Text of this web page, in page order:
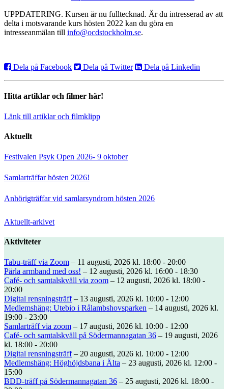
UPPDATERING. Kursen är nu fulltecknad. Är du intresserad av att
delta i motsvarande kurs hösten 2022 kan du göra en
intresseanmälan till info@ocdstockholm.se.
Dela på Facebook Dela på Twitter Dela på Linkedin
Hitta artiklar och filmer här!
Länk till artiklar och filmklipp
Aktuellt
Festivalen Psyk Open 2026- 9 oktober
Samlarträffar hösten 2026!
Anhörigträffar vid samlarsyndrom hösten 2026
Aktuellt-arkivet
Aktiviteter
Tabu-träff via Zoom – 11 augusti, 2026 kl. 18:00 - 20:00
Pärla armband med oss! – 12 augusti, 2026 kl. 16:00 - 18:30
Café- och samtalskväll via zoom – 12 augusti, 2026 kl. 18:00 -
20:00
Digital rensningsträff– 13 augusti, 2026 kl. 10:00 - 12:00
Medlemshäng: Utebio i Rålambshovsparken – 14 augusti, 2026 kl.
19:00 - 23:00
Samlarträff via zoom – 17 augusti, 2026 kl. 10:00 - 12:00
Café- och samtalskväll på Södermannagatan 36 – 19 augusti, 2026
kl. 18:00 - 20:00
Digital rensningsträff– 20 augusti, 2026 kl. 10:00 - 12:00
Medlemshäng: Höghöjdsbana i Älta – 23 augusti, 2026 kl. 12:00 -
15:00
BDD-träff på Södermannagatan 36 – 25 augusti, 2026 kl. 18:00 -